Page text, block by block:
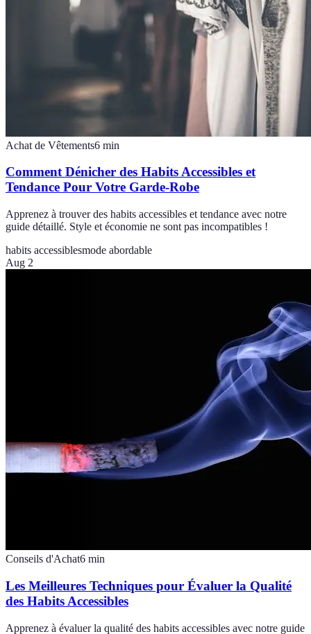
Achat de Vêtements6 min
Comment Dénicher des Habits Accessibles et
Tendance Pour Votre Garde-Robe
Apprenez à trouver des habits accessibles et tendance avec notre
guide détaillé. Style et économie ne sont pas incompatibles !
habits accessiblesmode abordable
Aug 2
Conseils d'Achat6 min
Les Meilleures Techniques pour Évaluer la Qualité
des Habits Accessibles
Apprenez à évaluer la qualité des habits accessibles avec notre guide